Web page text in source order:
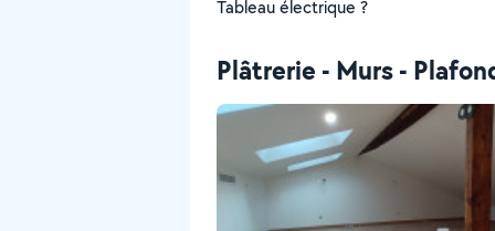
Tableau électrique ?
Plâtrerie - Murs -